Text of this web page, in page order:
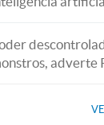
adverte